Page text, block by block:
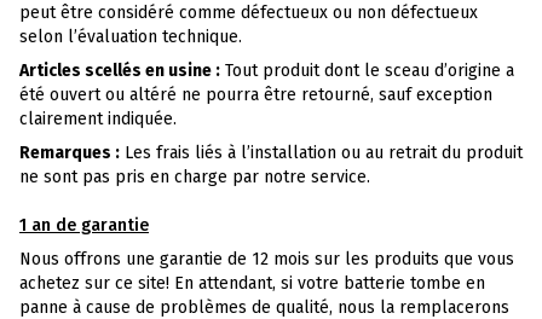
peut être considéré comme défectueux ou non défectueux
selon l’évaluation technique.
Articles scellés en usine : Tout produit dont le sceau d’origine a
été ouvert ou altéré ne pourra être retourné, sauf exception
clairement indiquée.
Remarques : Les frais liés à l’installation ou au retrait du produit
ne sont pas pris en charge par notre service.
1 an de garantie
Nous offrons une garantie de 12 mois sur les produits que vous
achetez sur ce site! En attendant, si votre batterie tombe en
panne à cause de problèmes de qualité, nous la remplacerons